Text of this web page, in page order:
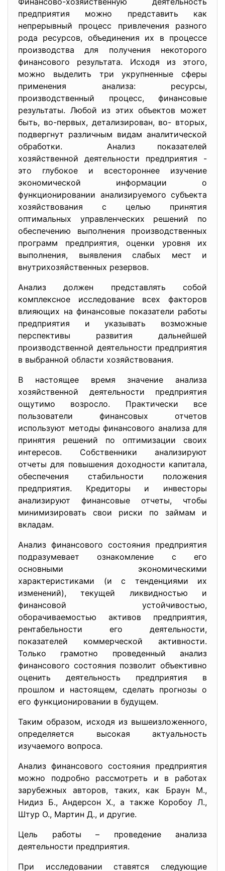
предприятия можно представить как
непрерывный процесс привлечения разного
рода ресурсов, объединения их в процессе
производства для получения некоторого
финансового результата. Исходя из этого,
можно выделить три укрупненные сферы
применения анализа: ресурсы,
производственный процесс, финансовые
результаты. Любой из этих объектов может
быть, во-первых, детализирован, во- вторых,
подвергнут различным видам аналитической
обработки. Анализ показателей
хозяйственной деятельности предприятия -
это глубокое и всестороннее изучение
экономической информации о
функционировании анализируемого субъекта
хозяйствования с целью принятия
оптимальных управленческих решений по
обеспечению выполнения производственных
программ предприятия, оценки уровня их
выполнения, выявления слабых мест и
внутрихозяйственных резервов.
Анализ должен представлять собой
комплексное исследование всех факторов
влияющих на финансовые показатели работы
предприятия и указывать возможные
перспективы развития дальнейшей
производственной деятельности предприятия
в выбранной области хозяйствования.
В настоящее время значение анализа
хозяйственной деятельности предприятия
ощутимо возросло. Практически все
пользователи финансовых отчетов
используют методы финансового анализа для
принятия решений по оптимизации своих
интересов. Собственники анализируют
отчеты для повышения доходности капитала,
обеспечения стабильности положения
предприятия. Кредиторы и инвесторы
анализируют финансовые отчеты, чтобы
минимизировать свои риски по займам и
вкладам.
Анализ финансового состояния предприятия
подразумевает ознакомление с его
основными экономическими
характеристиками (и с тенденциями их
изменений), текущей ликвидностью и
финансовой устойчивостью,
оборачиваемостью активов предприятия,
рентабельности его деятельности,
показателей коммерческой активности.
Только грамотно проведенный анализ
финансового состояния позволит объективно
оценить деятельность предприятия в
прошлом и настоящем, сделать прогнозы о
его функционировании в будущем.
Таким образом, исходя из вышеизложенного,
определяется высокая актуальность
изучаемого вопроса.
Анализ финансового состояния предприятия
можно подробно рассмотреть и в работах
зарубежных авторов, таких, как Браун М.,
Нидиз Б., Андерсон Х., а также Коробоу Л.,
Штур О., Мартин Д., и другие.
Цель работы – проведение анализа
деятельности предприятия.
При исследовании ставятся следующие